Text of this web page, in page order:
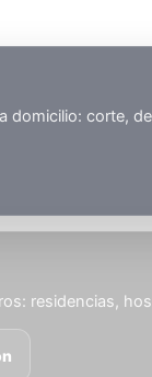
domicilio: corte,
residencias,